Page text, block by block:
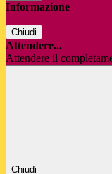
Informazione
Chiudi
Attendere...
Attendere il
Chiudi